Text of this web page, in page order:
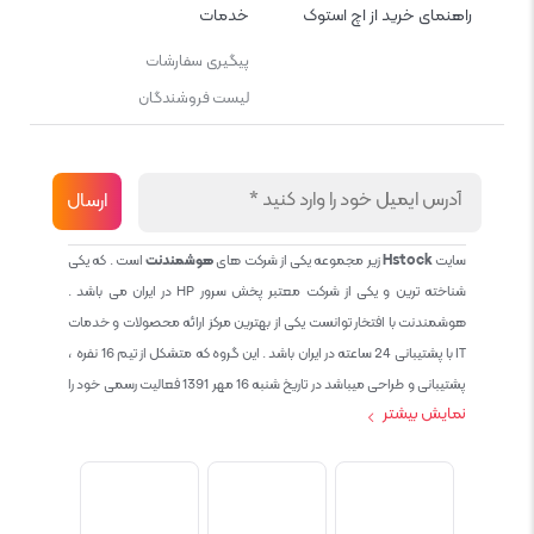
راهنمای خرید از اچ استوک خدمات
پیگیری سفارشات
لیست فروشندگان
سایتHstockزیر مجموعه یکی از شرکت هایهوشمندنتاست . که یکی
شناخته ترین و یکی از شرکت معتبر پخش سرور HP در ایران می باشد .
هوشمندنت با افتخار توانست یکی از بهترین مرکز ارائه محصولات و خدمات
IT با پشتیبانی 24 ساعته در ایران باشد . این گروه که متشکل از تیم 16 نفره ،
پشتیبانی و طراحی میباشد در تاریخ شنبه 16 مهر 1391 فعالیت رسمی خود را
نمایش بیشتر